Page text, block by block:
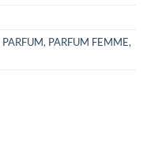
PARFUM, PARFUM FEMME,